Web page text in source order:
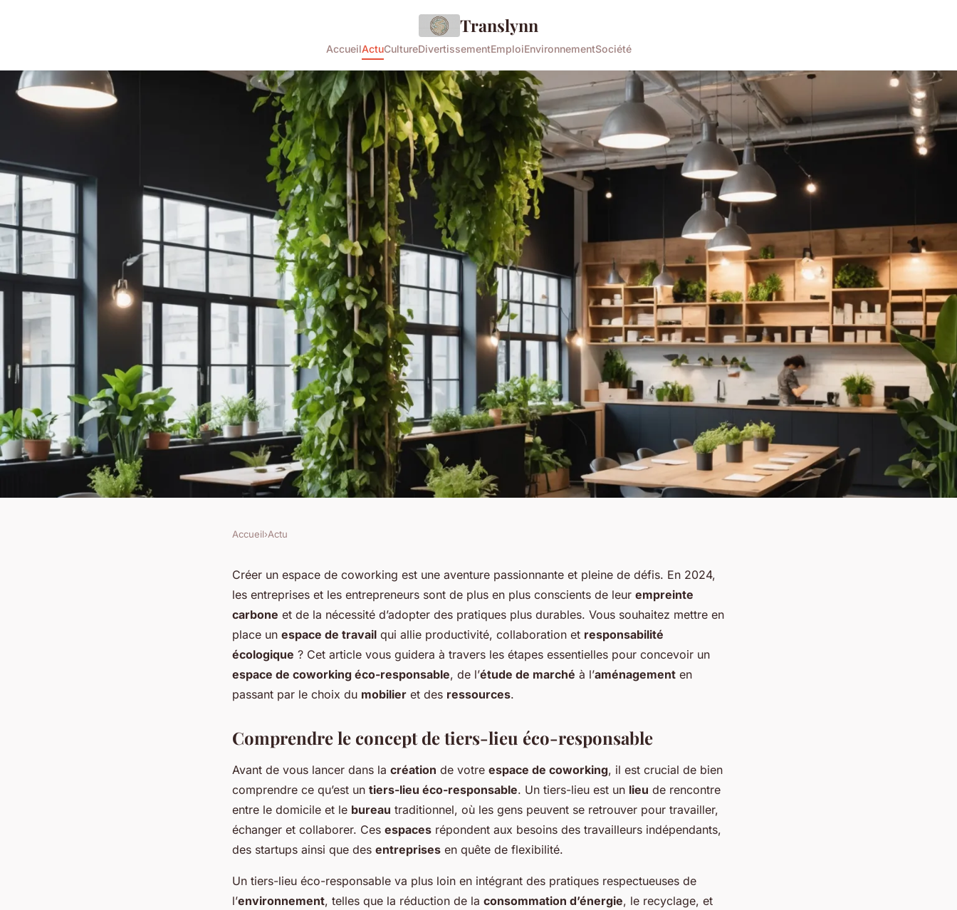
Translynn
AccueilActuCultureDivertissementEmploiEnvironnementSociété
Comment créer un espace de co-
working éco-responsable ?
Accueil›Actu
Créer un espace de coworking est une aventure passionnante et pleine de défis. En 2024,
les entreprises et les entrepreneurs sont de plus en plus conscients de leur empreinte
carbone et de la nécessité d’adopter des pratiques plus durables. Vous souhaitez mettre en
place un espace de travail qui allie productivité, collaboration et responsabilité
écologique ? Cet article vous guidera à travers les étapes essentielles pour concevoir un
espace de coworking éco-responsable, de l’étude de marché à l’aménagement en
passant par le choix du mobilier et des ressources.
Comprendre le concept de tiers-lieu éco-responsable
Avant de vous lancer dans la création de votre espace de coworking, il est crucial de bien
comprendre ce qu’est un tiers-lieu éco-responsable. Un tiers-lieu est un lieu de rencontre
entre le domicile et le bureau traditionnel, où les gens peuvent se retrouver pour travailler,
échanger et collaborer. Ces espaces répondent aux besoins des travailleurs indépendants,
des startups ainsi que des entreprises en quête de flexibilité.
Un tiers-lieu éco-responsable va plus loin en intégrant des pratiques respectueuses de
l’environnement, telles que la réduction de la consommation d’énergie, le recyclage, et